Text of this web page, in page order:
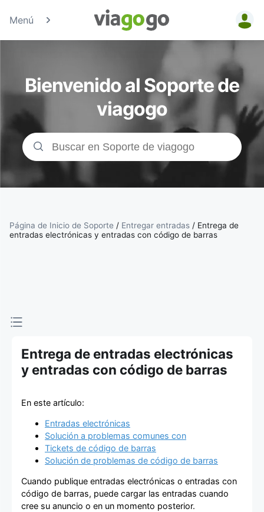
Menú
Entradas
para
Conciertos,
Deporte y
Teatro |
viagogo, el
sitio de
compraventa
Bienvenido al Soporte de
viagogo
Página de Inicio de Soporte / Entregar entradas / Entrega de
entradas electrónicas y entradas con código de barras
Entrega de entradas electrónicas
y entradas con código de barras
En este artículo:
Entradas electrónicas
Solución a problemas comunes con
Tickets de código de barras
Solución de problemas de código de barras
Cuando publique entradas electrónicas o entradas con
código de barras, puede cargar las entradas cuando
cree su anuncio o en un momento posterior.